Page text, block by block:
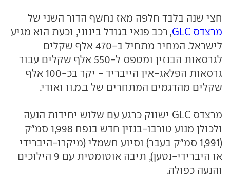
חצי שנה בלבד חלפה מאז נחשף הדור השני של
מרצדס GLC
, רכב פנאי בגודל בינוני, וכעת הוא מגיע
לישראל. המחיר מתחיל ב-470 אלף שקלים
לגרסאות הבנזין ומטפס ל-550 אלף שקלים עבור
גרסאות הפלאג-אין הייבריד - יקר בכ-100 אלף
שקלים מהדגמים המתחרים של ב.מ.וו ואודי.
מרצדס GLC ישווק כרגע עם שלוש יחידות הנעה
ולכולן מנוע טורבו-בנזין חדש בנפח 1,998 סמ"ק
(1,991 סמ"ק בעבר) וסיוע חשמלי (מיקרו-היברידי
או היברידי-נטען), תיבה אוטומטית עם 9 הילוכים
והנעה כפולה.